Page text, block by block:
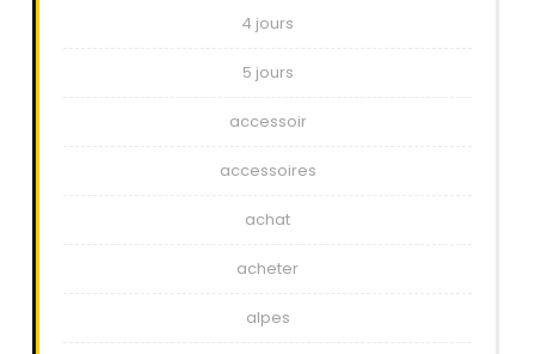
4 jours
5 jours
accessoir
accessoires
achat
acheter
alpes